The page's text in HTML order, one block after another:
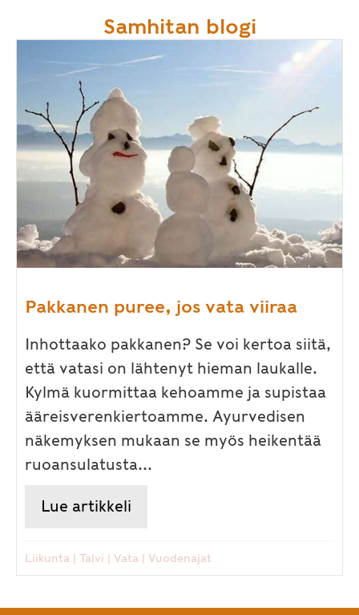
Samhitan blogi
Pakkanen puree, jos vata viiraa
Inhottaako pakkanen? Se voi kertoa siitä,
että vatasi on lähtenyt hieman laukalle.
Kylmä kuormittaa kehoamme ja supistaa
ääreisverenkiertoamme. Ayurvedisen
näkemyksen mukaan se myös heikentää
ruoansulatusta...
Lue artikkeli
Liikunta | Talvi | Vata | Vuodenajat